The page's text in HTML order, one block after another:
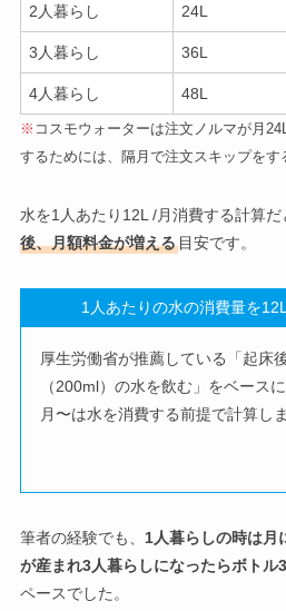
2人暮らし 24L
3人暮らし 36L
4人暮らし 48L
※ コスモウォーターは注文ノルマが月
するためには、隔月で注文スキップをす
水を1人あたり12L /月消費する計算だ
後、月額料金が増える目安です。
1人あたりの水の消費量を
厚生労働省が推薦している「起床
（200ml）の水を飲む」をベース
月〜は水を消費する前提で計算し
筆者の経験でも、 1人暮らしの時は月
が産まれ3人暮らしになったらボトル
ペースでした。